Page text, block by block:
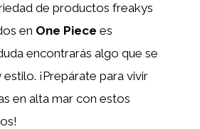
de productos freakys
en One Piece es
encontrarás algo que se
¡Prepárate para vivir
en alta mar con estos